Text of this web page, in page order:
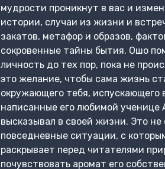
мудрости проникнут в вас и
истории, случаи из жизни и
закатов, метафор и образов,
сокровенные тайны бытия. Ошо
личность до тех пор, пока не
это желание, чтобы сама жизнь
окружающего тебя,
написанные его любимой
высказывал в своей жизни. Это
повседневные ситуации, с
раскрывает перед читателями
почувствовать аромат его